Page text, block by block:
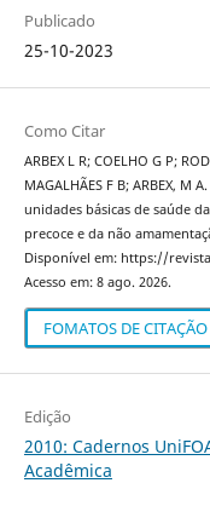
Publicado
25-10-2023
Como Citar
ARBEX L R; COELHO G P;
MAGALHÃES F B; ARBEX,
unidades básicas de saúde
precoce e da não
Disponível em: https://
Acesso em: 8 ago. 2026.
FOMATOS DE CITAÇÃO
Edição
2010: Cadernos
Acadêmica